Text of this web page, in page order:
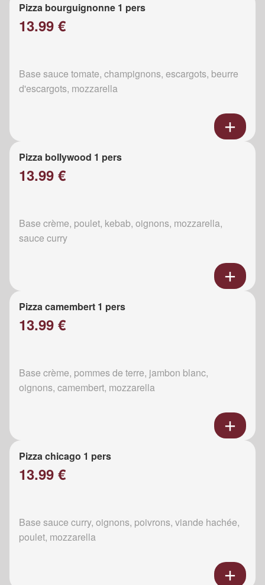
Pizza bourguignonne 1 pers
13.99 €
Base sauce tomate, champignons, escargots, beurre
d'escargots, mozzarella
Pizza bollywood 1 pers
13.99 €
Base crème, poulet, kebab, oignons, mozzarella,
sauce curry
Pizza camembert 1 pers
13.99 €
Base crème, pommes de terre, jambon blanc,
oignons, camembert, mozzarella
Pizza chicago 1 pers
13.99 €
Base sauce curry, oignons, poivrons, viande hachée,
poulet, mozzarella